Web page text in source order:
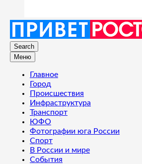
Search
Меню
Главное
Город
Происшествия
Инфраструктура
Транспорт
ЮФО
Фотографии юга России
Спорт
В России и мире
События